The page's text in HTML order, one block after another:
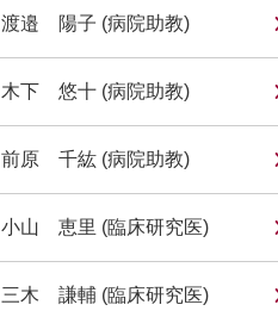
渡邉 陽子 (病院助教)
木下 悠十 (病院助教)
前原 千紘 (病院助教)
小山 恵里 (臨床研究医)
三木 謙輔 (臨床研究医)